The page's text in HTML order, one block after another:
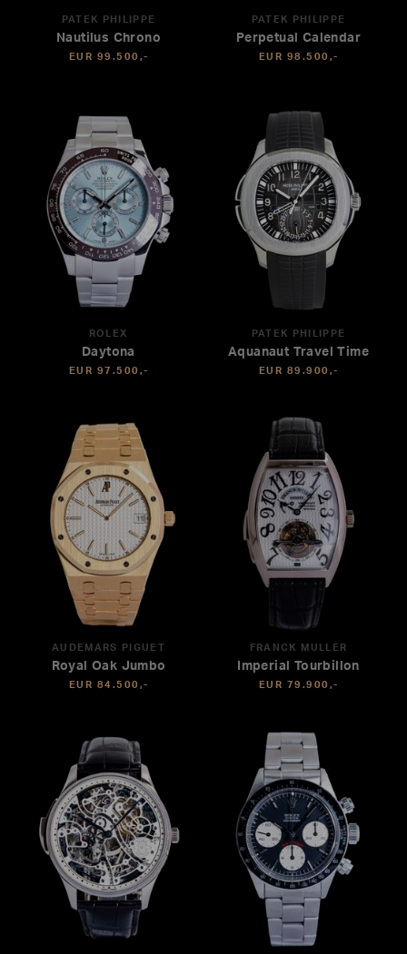
PATEK PHILIPPE
Nautilus Chrono
EUR 99.500,-
PATEK PHILIPPE
Perpetual Calendar
EUR 98.500,-
ROLEX
Daytona
EUR 97.500,-
PATEK PHILIPPE
Aquanaut Travel Time
EUR 89.900,-
AUDEMARS PIGUET
Royal Oak Jumbo
EUR 84.500,-
FRANCK MULLER
Imperial Tourbillon
EUR 79.900,-